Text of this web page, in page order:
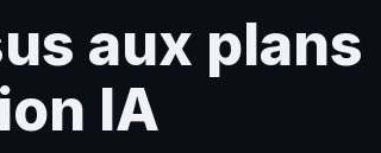
aux plans
IA